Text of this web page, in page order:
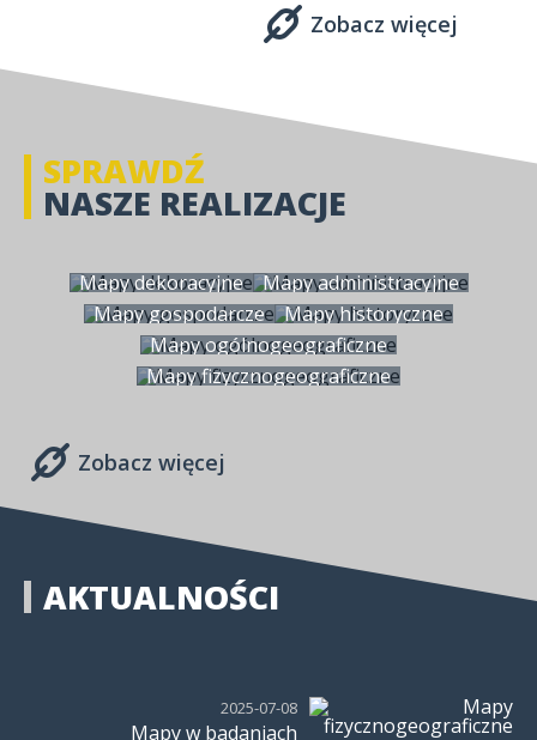
Zobacz więcej
Mapy dekoracyjne
Mapy administracyjne
Mapy gospodarcze
Mapy historyczne
Mapy ogólnogeograficzne
Mapy fizycznogeograficzne
Zobacz więcej
SPRAWDŹ
NASZE REALIZACJE
AKTUALNOŚCI
2025-07-08
Mapy w badaniach